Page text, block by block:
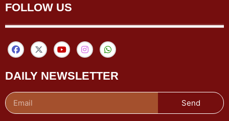
FOLLOW US
DAILY NEWSLETTER
Send